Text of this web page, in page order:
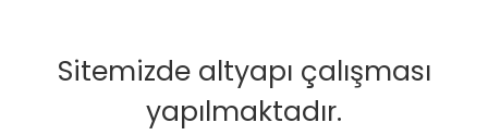
Sitemizde altyapı çalışması
yapılmaktadır.